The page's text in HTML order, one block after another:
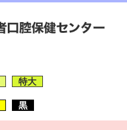
特大
黒